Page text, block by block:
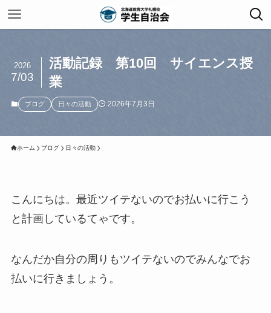
活動記録 第10回 サイエンス授
業
2026
7/03
ブログ 日々の活動 2026年7月3日
ホーム ブログ 日々の活動
こんにちは。最近ツイテないのでお払いに行こう
と計画しているてゃです。
なんだか自分の周りもツイテないのでみんなでお
払いに行きましょう。